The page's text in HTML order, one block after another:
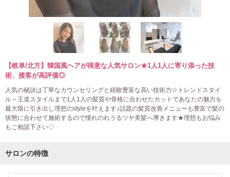
【岐阜/北方】韓国風ヘアが得意な人気サロン★1人1人に寄り添った技
術、接客が高評価◎
人気の秘訣は丁寧なカウンセリングと経験豊富な高い技術力☆トレンドスタイ
ル～王道スタイルまで1人1人の髪質や骨格に合わせたカットであなたの魅力を
最大限に引き出し理想のstyleを叶えます♪話題の髪質改善メニューも豊富で髪の
状態に合わせて施術するので憧れのれうるツヤ美髪へ導きます★理想もお悩み
もご相談下さい◇
サロンの特徴